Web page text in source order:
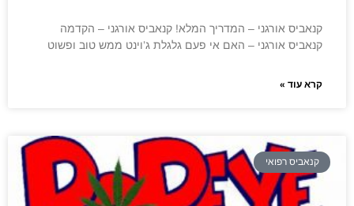
קנאביס אורגני – המדריך המלא! קנאביס אורגני – הקדמה
קנאביס אורגני – האם אי פעם גלגלת ג’וינט ממש טוב ופשוט
קרא עוד »
קנאביס רפואי